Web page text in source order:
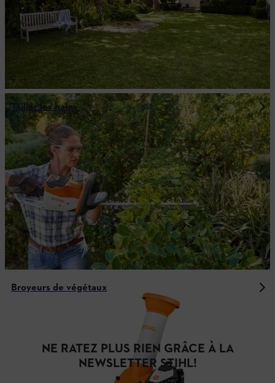
Tailler les haies
Broyeurs de végétaux
NE RATEZ PLUS RIEN GRÂCE À LA
NEWSLETTER STIHL!